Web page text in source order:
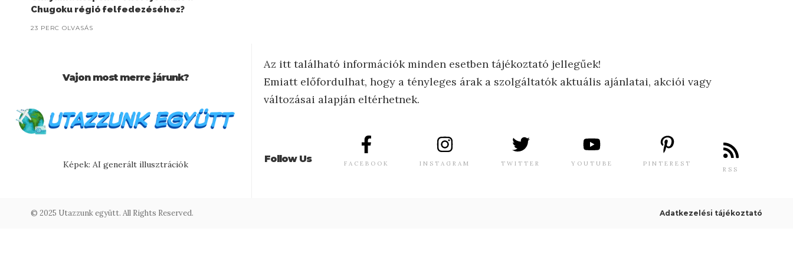
Chugoku régió felfedezéséhez?
23 PERC OLVASÁS
Vajon most merre járunk?
Képek: AI generált illusztrációk
Az itt található információk minden esetben tájékoztató jellegűek!
Emiatt előfordulhat, hogy a tényleges árak a szolgáltatók aktuális ajánlatai, akciói vagy
változásai alapján eltérhetnek.
Follow Us FACEBOOK INSTAGRAM TWITTER YOUTUBE PINTEREST
RSS
© 2025 Utazzunk együtt. All Rights Reserved. Adatkezelési tájékoztató